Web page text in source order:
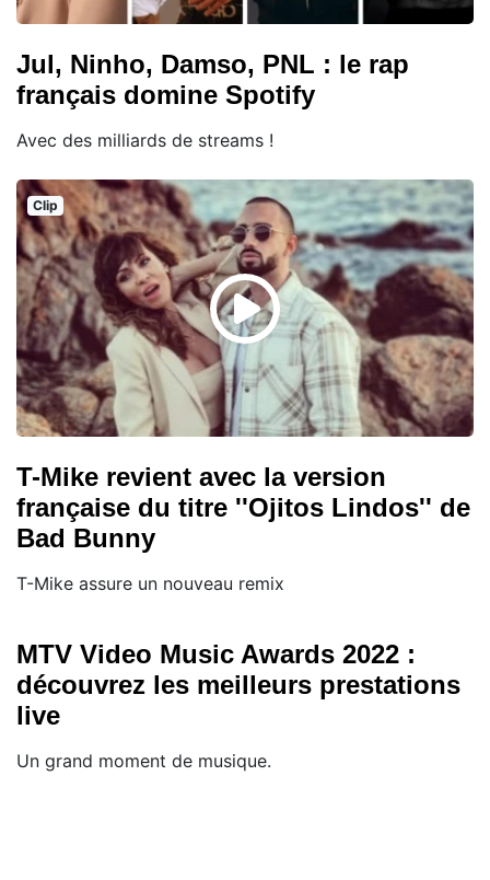
Jul, Ninho, Damso, PNL : le rap
français domine Spotify
Avec des milliards de streams !
Clip
T-Mike revient avec la version
française du titre ''Ojitos Lindos'' de
Bad Bunny
T-Mike assure un nouveau remix
MTV Video Music Awards 2022 :
découvrez les meilleurs prestations
live
Un grand moment de musique.